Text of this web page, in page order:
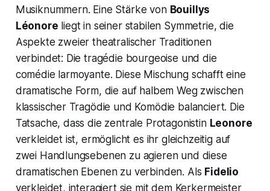
Musiknummern. Eine Stärke von Bouillys
Léonore liegt in seiner stabilen Symmetrie, die
Aspekte zweier theatralischer Traditionen
verbindet: Dietragédie bourgeoise und die
comédie larmoyante. Diese Mischung schafft eine
dramatische Form, die auf halbem Weg zwischen
klassischer Tragödie und Komödie balanciert. Die
Tatsache, dass die zentrale Protagonistin Leonore
verkleidet ist, ermöglicht es ihr gleichzeitig auf
zwei Handlungsebenen zu agieren und diese
dramatischen Ebenen zu verbinden. Als Fidelio
verkleidet, interagiert sie mit dem Kerkermeister